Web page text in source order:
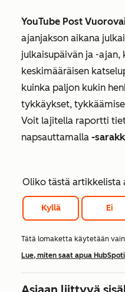
YouTube Post
ajanjakson aikana
julkaisupäivän ja -ajan,
keskimääräisen
kuinka paljon kukin
tykkäykset,
Voit lajitella raportti
napsauttamalla -
Oliko tästä artikkelista
Kyllä Ei
Tätä lomaketta käytetään
Lue, miten saat apua